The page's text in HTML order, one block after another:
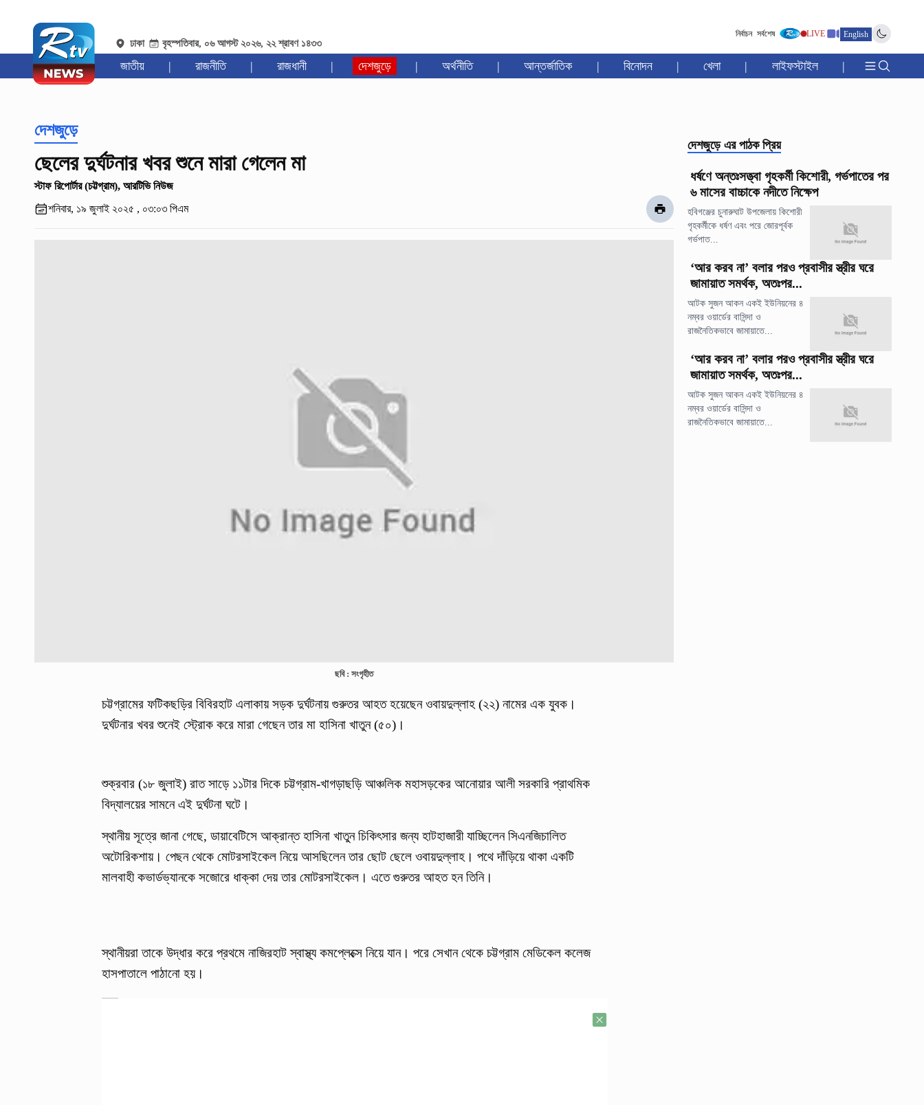
ঢাকা বৃহস্পতিবার, ০৬ আগস্ট ২০২৬, ২২ শ্রাবণ ১৪৩৩
নির্বাচন সর্বশেষ LIVE English
জাতীয় | রাজনীতি | রাজধানী | দেশজুড়ে | অর্থনীতি | আন্তর্জাতিক | বিনোদন | খেলা | লাইফস্টাইল |
দেশজুড়ে
ছেলের দুর্ঘটনার খবর শুনে মারা গেলেন মা
স্টাফ রিপোর্টার (চট্টগ্রাম), আরটিভি নিউজ
শনিবার, ১৯ জুলাই ২০২৫ , ০৩:০৩ পিএম
ছবি : সংগৃহীত
চট্টগ্রামের ফটিকছড়ির বিবিরহাট এলাকায় সড়ক দুর্ঘটনায় গুরুতর আহত হয়েছেন ওবায়দুল্লাহ (২২) নামের এক যুবক।
দুর্ঘটনার খবর শুনেই স্ট্রোক করে মারা গেছেন তার মা হাসিনা খাতুন (৫০)।
শুক্রবার (১৮ জুলাই) রাত সাড়ে ১১টার দিকে চট্টগ্রাম-খাগড়াছড়ি আঞ্চলিক মহাসড়কের আনোয়ার আলী সরকারি প্রাথমিক
বিদ্যালয়ের সামনে এই দুর্ঘটনা ঘটে।
স্থানীয় সূত্রে জানা গেছে, ডায়াবেটিসে আক্রান্ত হাসিনা খাতুন চিকিৎসার জন্য হাটহাজারী যাচ্ছিলেন সিএনজিচালিত
অটোরিকশায়। পেছন থেকে মোটরসাইকেল নিয়ে আসছিলেন তার ছোট ছেলে ওবায়দুল্লাহ। পথে দাঁড়িয়ে থাকা একটি
মালবাহী কভার্ডভ্যানকে সজোরে ধাক্কা দেয় তার মোটরসাইকেল। এতে গুরুতর আহত হন তিনি।
স্থানীয়রা তাকে উদ্ধার করে প্রথমে নাজিরহাট স্বাস্থ্য কমপ্লেক্সে নিয়ে যান। পরে সেখান থেকে চট্টগ্রাম মেডিকেল কলেজ
হাসপাতালে পাঠানো হয়।
দেশজুড়ে এর পাঠক প্রিয়
ধর্ষণে অন্তঃসত্ত্বা গৃহকর্মী কিশোরী, গর্ভপাতের পর
৬ মাসের বাচ্চাকে নদীতে নিক্ষেপ
হবিগঞ্জের চুনারুঘাট উপজেলায় কিশোরী
গৃহকর্মীকে ধর্ষণ এবং পরে জোরপূর্বক
গর্ভপাত...
‘আর করব না’ বলার পরও প্রবাসীর স্ত্রীর ঘরে
জামায়াত সমর্থক, অতঃপর...
আটক সুজন আকন একই ইউনিয়নের ৪
নম্বর ওয়ার্ডের বাসিন্দা ও
রাজনৈতিকভাবে জামায়াতে...
‘আর করব না’ বলার পরও প্রবাসীর স্ত্রীর ঘরে
জামায়াত সমর্থক, অতঃপর...
আটক সুজন আকন একই ইউনিয়নের ৪
নম্বর ওয়ার্ডের বাসিন্দা ও
রাজনৈতিকভাবে জামায়াতে...